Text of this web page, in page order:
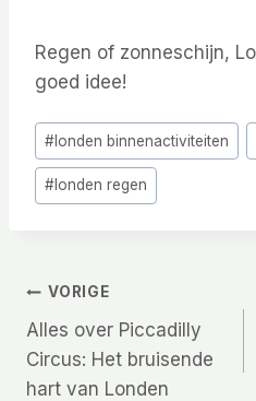
Regen of zonneschijn,
goed idee!
Bericht
tags:
# londen binnenactiviteiten
# londen regen
Bericht
navigatie
VORIGE
Alles over Piccadilly
Circus: Het bruisende
hart van Londen